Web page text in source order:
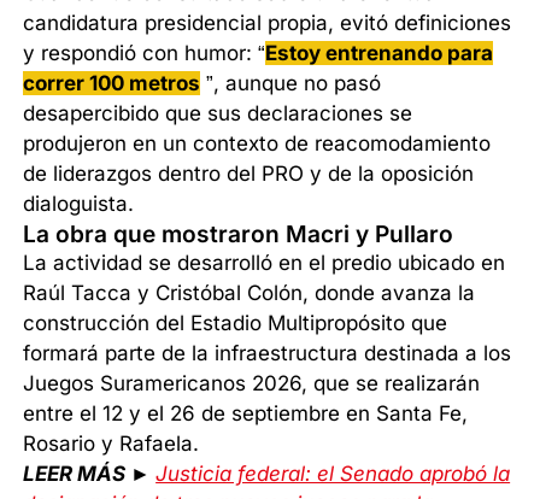
candidatura presidencial propia, evitó definiciones
y respondió con humor: “Estoy entrenando para
correr 100 metros ”, aunque no pasó
desapercibido que sus declaraciones se
produjeron en un contexto de reacomodamiento
de liderazgos dentro del PRO y de la oposición
dialoguista.
La obra que mostraron Macri y Pullaro
La actividad se desarrolló en el predio ubicado en
Raúl Tacca y Cristóbal Colón, donde avanza la
construcción del Estadio Multipropósito que
formará parte de la infraestructura destinada a los
Juegos Suramericanos 2026, que se realizarán
entre el 12 y el 26 de septiembre en Santa Fe,
Rosario y Rafaela.
LEER MÁS ►Justicia federal: el Senado aprobó la